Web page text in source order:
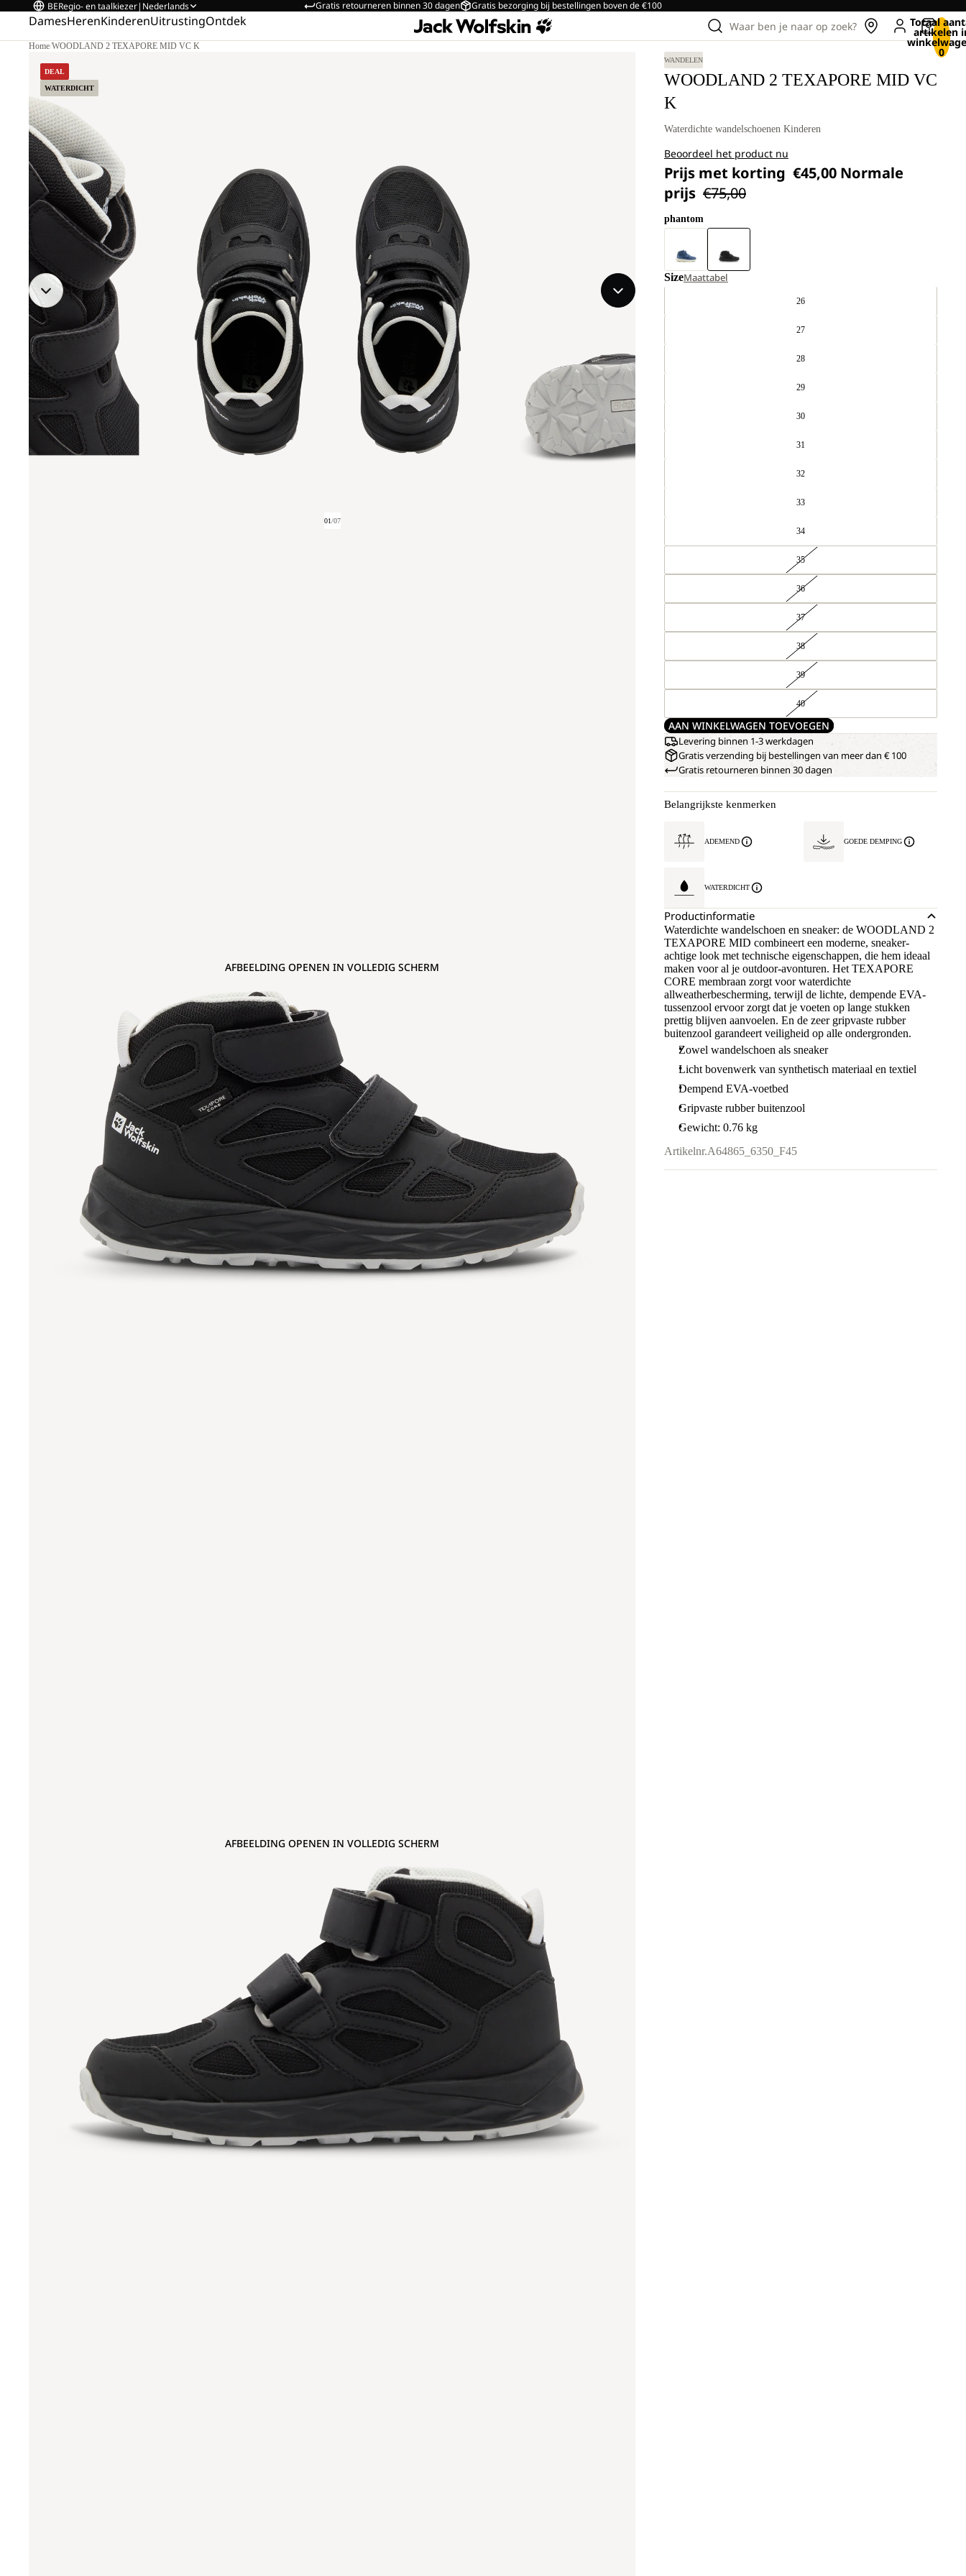
Gratis retourneren binnen 30 dagen Gratis bezorging bij bestellingen boven de €100
BERegio- en taalkiezer| Nederlands
DamesHerenKinderenUitrustingOntdek Waar ben je naar op zoek? Totaal
artikelen
0
Home/WOODLAND 2 TEXAPORE MID VC K
DEAL
WATERDICHT
01/07
AFBEELDING OPENEN IN VOLLEDIG SCHERM
AFBEELDING OPENEN IN VOLLEDIG SCHERM
WANDELEN
WOODLAND 2 TEXAPORE MID VC
K
Waterdichte wandelschoenen Kinderen
Beoordeel het product nu
Prijs met korting €45,00 Normale
prijs €75,00
phantom
SizeMaattabel
26
27
28
29
30
31
32
33
34
35
36
37
38
39
40
AAN WINKELWAGEN TOEVOEGEN
Levering binnen 1-3 werkdagen
Gratis verzending bij bestellingen van meer dan € 100
Gratis retourneren binnen 30 dagen
Belangrijkste kenmerken
ADEMEND GOEDE DEMPING
WATERDICHT
Productinformatie
Waterdichte wandelschoen en sneaker: de WOODLAND 2
TEXAPORE MID combineert een moderne, sneaker-
achtige look met technische eigenschappen, die hem ideaal
maken voor al je outdoor-avonturen. Het TEXAPORE
CORE membraan zorgt voor waterdichte
allweatherbescherming, terwijl de lichte, dempende EVA-
tussenzool ervoor zorgt dat je voeten op lange stukken
prettig blijven aanvoelen. En de zeer gripvaste rubber
buitenzool garandeert veiligheid op alle ondergronden.
Zowel wandelschoen als sneaker
Licht bovenwerk van synthetisch materiaal en textiel
Dempend EVA-voetbed
Gripvaste rubber buitenzool
Gewicht: 0.76 kg
Artikelnr.A64865_6350_F45